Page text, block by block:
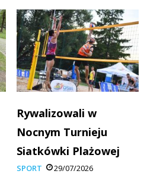
Rywalizowali w
Nocnym Turnieju
Siatkówki Plażowej
SPORT 29/07/2026